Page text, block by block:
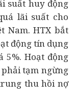
suất huy động
lãi suất cho
Nam. HTX bắt
động tín dụng
5%. Hoạt động
tạm ngừng
thu hồi nợ